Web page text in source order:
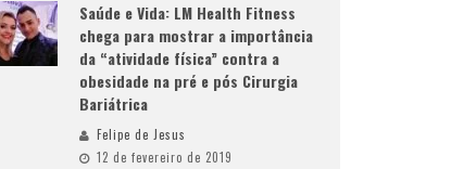
Saúde e Vida: LM Health Fitness
chega para mostrar a importância
da “atividade física” contra a
obesidade na pré e pós Cirurgia
Bariátrica
Felipe de Jesus
12 de fevereiro de 2019